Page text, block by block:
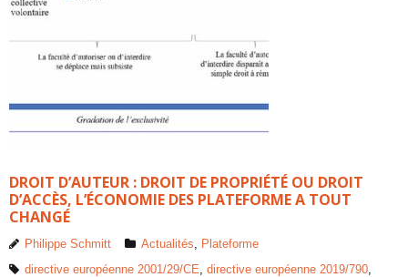
DROIT D’AUTEUR : DROIT DE PROPRIÉTÉ OU DROIT
D’ACCÈS, L’ÉCONOMIE DES PLATEFORME A TOUT
CHANGÉ
Philippe Schmitt Actualités, Plateforme
directive européenne 2001/29/CE, directive européenne 2019/790,